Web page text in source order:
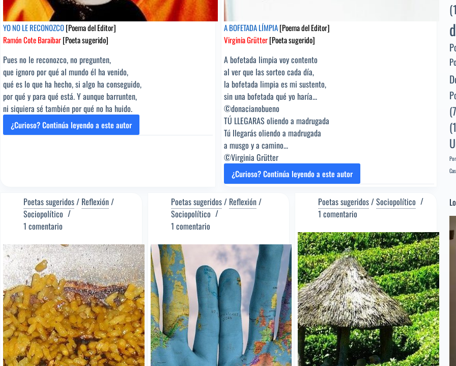
YO NO LE RECONOZCO[Poema del Editor]
Ramón Cote Baraibar[Poeta sugerido]
Pues no le reconozco, no pregunten,
que ignoro por qué al mundo él ha venido,
qué es lo que ha hecho, si algo ha conseguido,
por qué y para qué está. Y aunque barrunten,
ni siquiera sé también por qué no ha huido.
¿Curioso? Continúa leyendo a este autor
YO
Editor]
Ramón
[Poeta
sugerido]
A BOFETADA LÍMPIA[Poema del Editor]
Virginia Grütter[Poeta sugerido]
A bofetada limpia voy contento
al ver que las sorteo cada día,
la bofetada limpia es mi sustento,
sin una bofetada qué yo haría...
©donacianobueno
TÚ LLEGARAS oliendo a madrugada
Tú llegarás oliendo a madrugada
a musgo y a camino...
©Virginia Grütter
¿Curioso? Continúa leyendo a este autor
A
Editor]
Virginia
Grütter
[Poeta
sugerido]
Poetas sugeridos/ Reflexión/
Sociopolítico
1 comentario
Poetas sugeridos/ Reflexión/
Sociopolítico
1 comentario
Poetas sugeridos/Sociopolítico
1 comentario
de